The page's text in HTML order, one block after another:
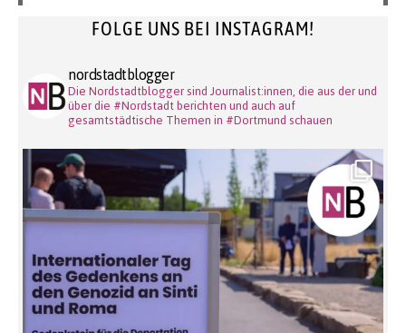
FOLGE UNS BEI INSTAGRAM!
nordstadtblogger
Die Nordstadtblogger sind Journalist:innen, die aus der und
über die #Nordstadt berichten und auch auf
gesamtstädtische Themen in #Dortmund schauen